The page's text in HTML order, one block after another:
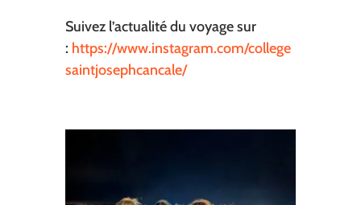
Suivez l’actualité du voyage sur
: https://www.instagram.com/college
saintjosephcancale/